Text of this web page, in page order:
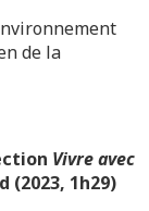
de la
Vivre avec
(2023, 1h29)